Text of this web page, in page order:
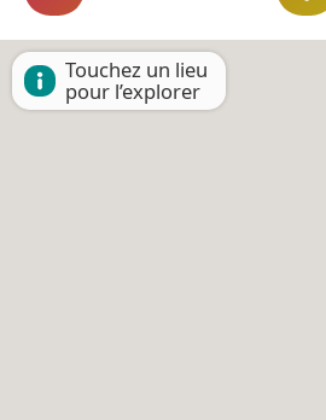
Touchez un lieu
pour l’explorer